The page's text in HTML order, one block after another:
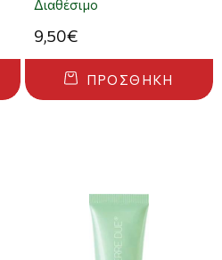
Διαθέσιμο
9,50€
ΠΡΟΣΘΉΚΗ